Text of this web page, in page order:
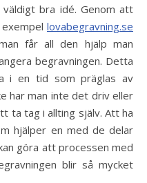
väldigt bra idé. Genom att
lovabegravning.se
får all den hjälp man
begravningen. Detta
i en tid som präglas av
har man inte det driv eller
ta tag i allting själv. Att ha
hjälper en med de delar
göra att processen med
blir så mycket